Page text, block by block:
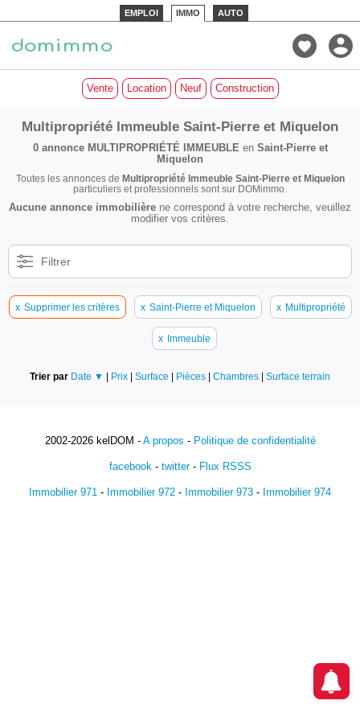
EMPLOI IMMO AUTO
Vente Location Neuf Construction
Multipropriété Immeuble Saint-Pierre et Miquelon
0 annonce MULTIPROPRIÉTÉ IMMEUBLE en Saint-Pierre et
Miquelon
Toutes les annonces de Multipropriété Immeuble Saint-Pierre et Miquelon
particuliers et professionnels sont sur DOMimmo.
Aucune annonce immobilière ne correspond à votre recherche, veuillez
modifier vos critères.
Filtrer
x Supprimer les critères x Saint-Pierre et Miquelon x Multipropriété
x Immeuble
Trier par Date ▼ | Prix | Surface | Pièces | Chambres | Surface terrain
2002-2026 kelDOM - A propos - Politique de confidentialité
facebook- twitter- Flux RSSS
Immobilier 971 - Immobilier 972 - Immobilier 973 - Immobilier 974